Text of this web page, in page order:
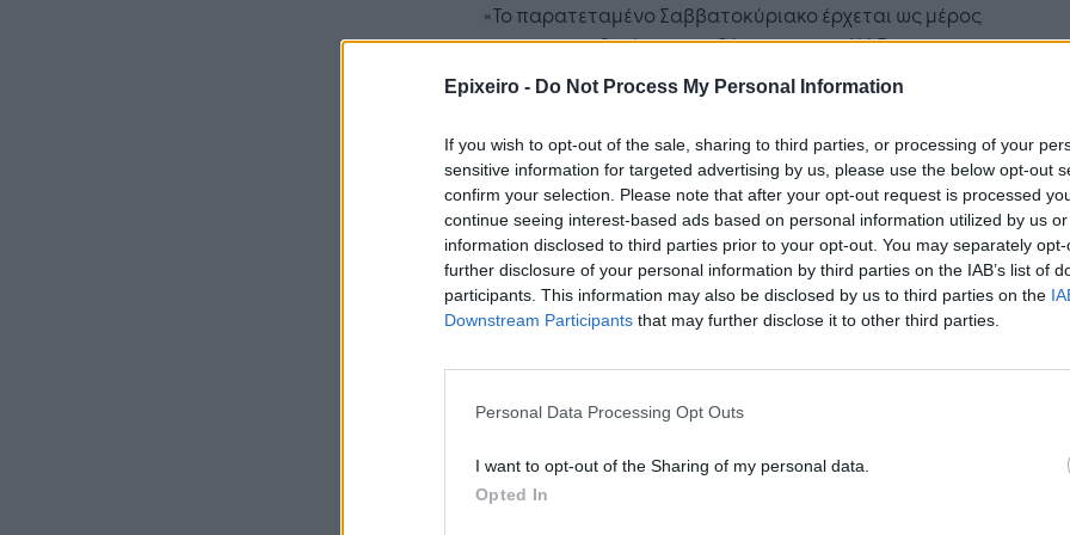
Epixeiro - Do Not Process My Personal Information
If you wish to opt-out of the sale, sharing to third parties, or processing of your
sensitive information for targeted advertising by us, please use the below opt-out
confirm your selection. Please note that after your opt-out request is processed
continue seeing interest-based ads based on personal information utilized by us
information disclosed to third parties prior to your opt-out. You may separately
further disclosure of your personal information by third parties on the IAB’s list of
participants. This information may also be disclosed by us to third parties on the
Downstream Participants that may further disclose it to other third parties.
Personal Data Processing Opt Outs
I want to opt-out of the Sharing of my personal data.
Opted In
«Το παρατεταμένο Σαββατοκύριακο έρχεται ως μέρος
των προσπαθειών της κυβέρνησης των ΗΑΕ να
ενισχύσει την ισορροπία μεταξύ επαγγελματικής και
προσωπικής ζωής και να ενισχύσει την κοινωνική
ευημερία, αυξάνοντας παράλληλα την απόδοση για
την προώθηση της οικονομικής ανταγωνιστικότητας
των ΗΑΕ», ανέφερε το σχετικό δημοσίευμα.
Ακολουθήστε το στο
όλα τα επιχειρηματικά νέα
Δείτε όλες τις τελευταίες